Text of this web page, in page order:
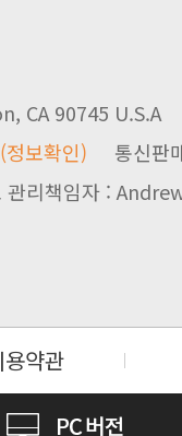
CA 90745 U.S.A
(정보확인) 통신판
리책임자 :
용약관